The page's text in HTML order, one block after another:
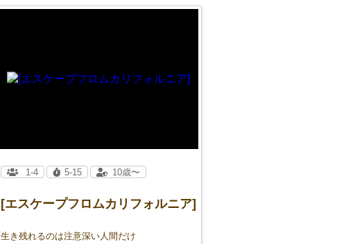
[エスケープフロムカリフォルニア]
生き残れるのは注意深い人間だけ
1-4 5-15 10歳〜